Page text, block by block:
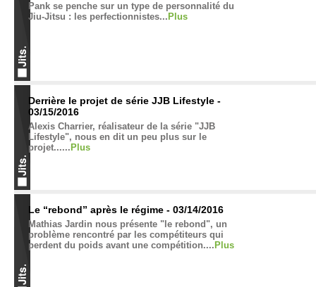
Pank se penche sur un type de personnalité du
Jiu-Jitsu : les perfectionnistes... Plus
Derrière le projet de série JJB Lifestyle -
03/15/2016
Alexis Charrier, réalisateur de la série "JJB
Lifestyle", nous en dit un peu plus sur le
projet...... Plus
Le “rebond” après le régime - 03/14/2016
Mathias Jardin nous présente "le rebond", un
problème rencontré par les compétiteurs qui
perdent du poids avant une compétition.... Plus